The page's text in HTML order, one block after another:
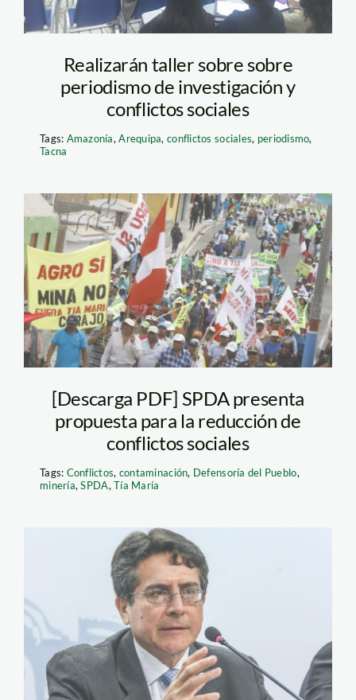
Realizarán taller sobre sobre
periodismo de investigación y
conflictos sociales
Tags: Amazonía,Arequipa,conflictos sociales, periodismo,
Tacna
tía maría_perú21
[Descarga PDF] SPDA presenta
propuesta para la reducción de
conflictos sociales
Tags: Conflictos, contaminación, Defensoría del Pueblo,
minería,SPDA,Tía María
rolando-luque-
agencia-andina